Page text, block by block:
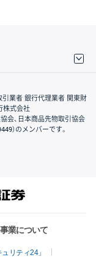
引業者 銀行代理業者 関東財
株式会社
会、日本商品先物取引協会
）のメンバーです。
業について
リティ24」